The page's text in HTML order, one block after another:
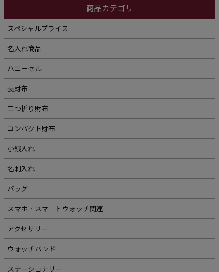
商品カテゴリ
スペシャルプライス
名入れ商品
ハニーセル
長財布
二つ折り財布
コンパクト財布
小銭入れ
名刺入れ
バッグ
スマホ・スマートウォッチ関連
アクセサリー
ウォッチバンド
ステーショナリー